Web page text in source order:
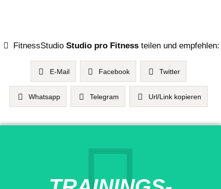
FitnessStudio Studio pro Fitnessteilen und empfehlen:
E-Mail Facebook Twitter
Whatsapp Telegram Url/Link kopieren